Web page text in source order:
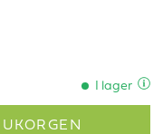
I lager